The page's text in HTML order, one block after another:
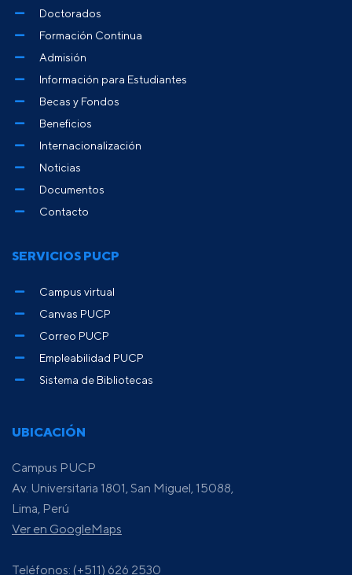
UBICACIÓN
Campus PUCP
Av. Universitaria 1801, San Miguel, 15088,
Lima, Perú
Ver en GoogleMaps
Teléfonos: (+511) 626 2530
Doctorados
Formación Continua
Admisión
Información para Estudiantes
Becas y Fondos
Beneficios
Internacionalización
Noticias
Documentos
Contacto
SERVICIOS PUCP
Campus virtual
Canvas PUCP
Correo PUCP
Empleabilidad PUCP
Sistema de Bibliotecas